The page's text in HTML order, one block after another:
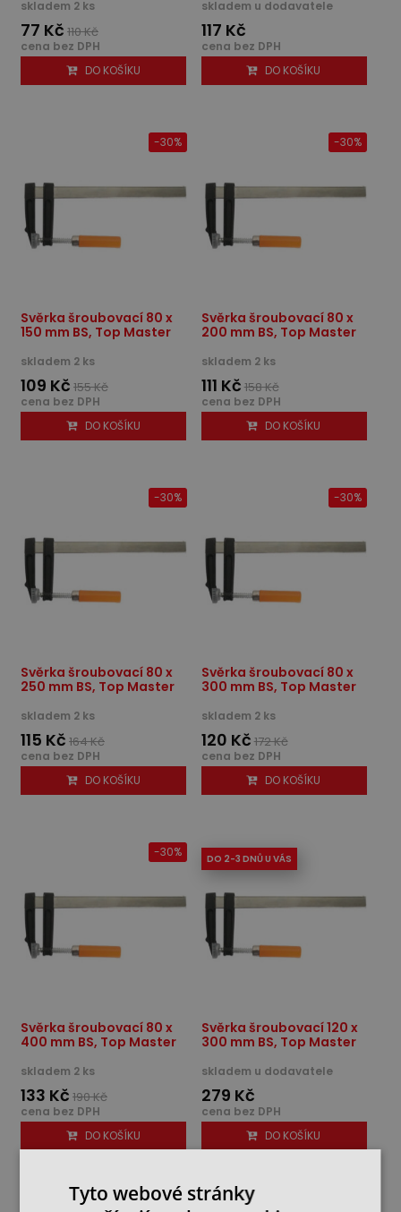
skladem 2 ks
77 Kč 110 Kč
cena bez DPH
DO KOŠÍKU
skladem u dodavatele
117 Kč
cena bez DPH
DO KOŠÍKU
Svěrka šroubovací 80 x
150 mm BS, Top Master
skladem 2 ks
109 Kč 155 Kč
-30%
cena bez DPH
DO KOŠÍKU
Svěrka šroubovací 80 x
200 mm BS, Top Master
skladem 2 ks
111 Kč 158 Kč
-30%
cena bez DPH
DO KOŠÍKU
Svěrka šroubovací 80 x
250 mm BS, Top Master
skladem 2 ks
115 Kč 164 Kč
-30%
cena bez DPH
DO KOŠÍKU
Svěrka šroubovací 80 x
300 mm BS, Top Master
skladem 2 ks
120 Kč 172 Kč
-30%
cena bez DPH
DO KOŠÍKU
Svěrka šroubovací 80 x
400 mm BS, Top Master
skladem 2 ks
133 Kč 190 Kč
-30%
cena bez DPH
DO KOŠÍKU
DO 2-3 DNŮ U VÁS
Svěrka šroubovací 120 x
300 mm BS, Top Master
skladem u dodavatele
279 Kč
cena bez DPH
DO KOŠÍKU
Tyto webové stránky